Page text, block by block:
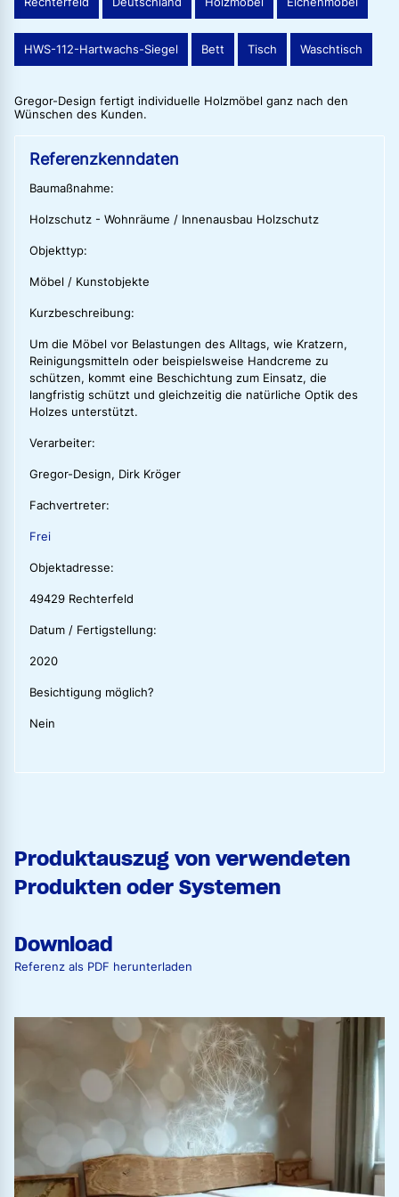
HWS-112-Hartwachs-Siegel Bett Tisch Waschtisch
Gregor-Design fertigt individuelle Holzmöbel ganz nach den
Wünschen des Kunden.
Referenzkenndaten
Baumaßnahme:
Holzschutz - Wohnräume / Innenausbau Holzschutz
Objekttyp:
Möbel / Kunstobjekte
Kurzbeschreibung:
Um die Möbel vor Belastungen des Alltags, wie Kratzern,
Reinigungsmitteln oder beispielsweise Handcreme zu
schützen, kommt eine Beschichtung zum Einsatz, die
langfristig schützt und gleichzeitig die natürliche Optik des
Holzes unterstützt.
Verarbeiter:
Gregor-Design, Dirk Kröger
Fachvertreter:
Frei
Objektadresse:
49429 Rechterfeld
Datum / Fertigstellung:
2020
Besichtigung möglich?
Nein
Produktauszug von verwendeten
Produkten oder Systemen
Download
Referenz als PDF herunterladen